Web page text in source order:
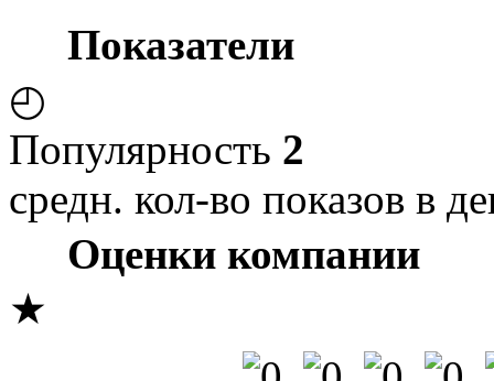
Показатели
◴
Популярность 2
средн. кол-во показов в
Оценки компании
★